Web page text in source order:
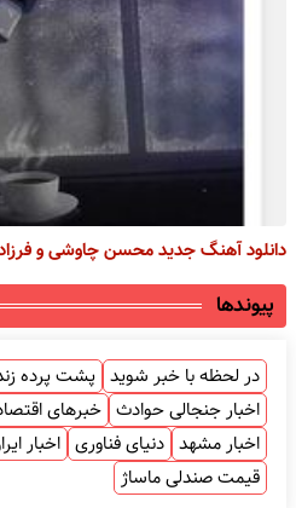
دانلود آهنگ جدید محسن چاوشی و
پیوندها
در لحظه با خبر شوید پشت پرده
اخبار جنجالی حوادث خبرهای
اخبار مشهد دنیای فناوری اخبار
قیمت صندلی ماساژ